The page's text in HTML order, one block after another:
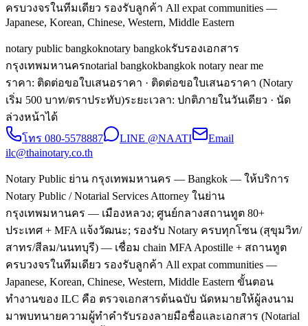
ครบวงจรในทีมเดียว รองรับลูกค้า All expat communities —
Japanese, Korean, Chinese, Western, Middle Eastern
notary public bangkoknotary bangkokรับรองเอกสาร
กรุงเทพมหานครnotarial bangkokbangkok notary near me
ราคา: ติดต่อขอใบเสนอราคา · ติดต่อขอใบเสนอราคา (Notary
เริ่ม 500 บาท/ตราประทับ)ระยะเวลา: ปกติภายในวันเดียว · นัด
ล่วงหน้าได้
โทร 080-5578887 LINE @NAATI
Email
ilc@thainotary.co.th
Notary Public ย่าน กรุงเทพมหานคร — Bangkok — ให้บริการ
Notary Public / Notarial Services Attorney ในย่าน
กรุงเทพมหานคร — เมืองหลวง; ศูนย์กลางสถานทูต 80+
ประเทศ + MFA แจ้งวัฒนะ; รองรับ Notary ครบทุกโซน (สุขุมวิท/
สาทร/สีลม/นนทบุรี) — เชื่อม chain MFA Apostille + สถานทูต
ครบวงจรในทีมเดียว รองรับลูกค้า All expat communities —
Japanese, Korean, Chinese, Western, Middle Eastern ขั้นตอน
ทำงานของ ILC คือ ตรวจเอกสารต้นฉบับ นัดหมายให้ผู้ลงนาม
มาพบทนายความผู้ทำคำรับรองลายมือชื่อและเอกสาร (Notarial